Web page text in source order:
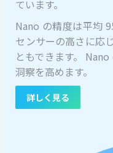
ています。
Nano の精度は平均
センサーの高さに応
ともできます。
洞察を高めます。
詳しく見る